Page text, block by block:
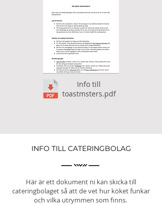
Info till
toastmsters.pdf
INFO TILL CATERINGBOLAG
Här är ett dokument ni kan skicka till
cateringbolaget så att de vet hur köket funkar
och vilka utrymmen som finns.